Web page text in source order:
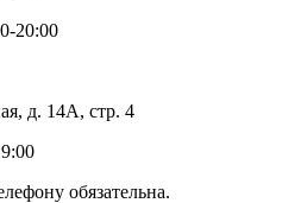
20:00
д. 14А, стр. 4
обязательна.